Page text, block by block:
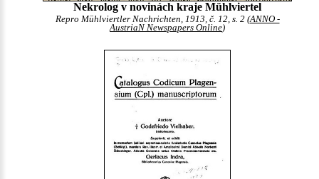
Nekrolog v novinách kraje Mühlviertel
Repro Mühlviertler Nachrichten, 1913, č. 12, s. 2 (ANNO -
AustriaN Newspapers Online)